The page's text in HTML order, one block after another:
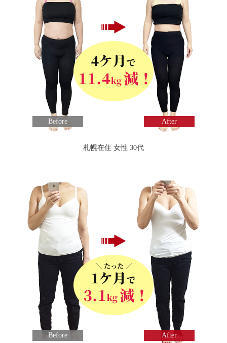
Before After
札幌在住 女性 30代
Before After